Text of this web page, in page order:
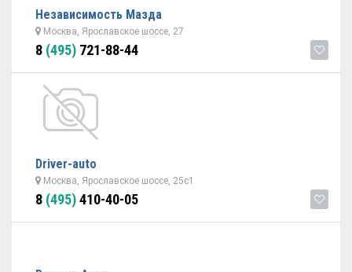
Независимость Мазда
Москва, Ярославское шоссе, 27
8 (495) 721-88-44
Driver-auto
Москва, Ярославское шоссе, 25с1
8 (495)410-40-05